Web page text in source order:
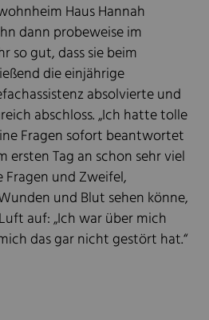
Haus Hannah
dann probeweise im
so gut, dass sie beim
die einjährige
absolvierte und
abschloss. „Ich hatte tolle
Fragen sofort beantwortet
Tag an schon sehr viel
Fragen und Zweifel,
und Blut sehen könne,
auf: „Ich war über mich
das gar nicht gestört hat.“